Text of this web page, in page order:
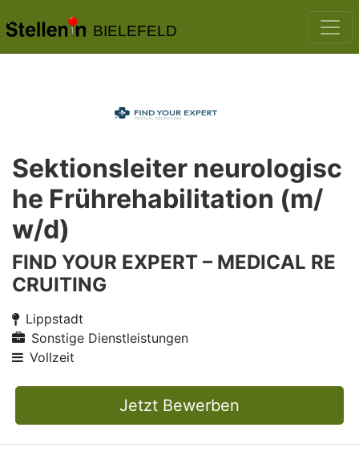
BIELEFELD
Sektionsleiter neurologisc
he Frührehabilitation (m/
w/d)
FIND YOUR EXPERT – MEDICAL RE
CRUITING
Lippstadt
Sonstige Dienstleistungen
Vollzeit
Jetzt Bewerben